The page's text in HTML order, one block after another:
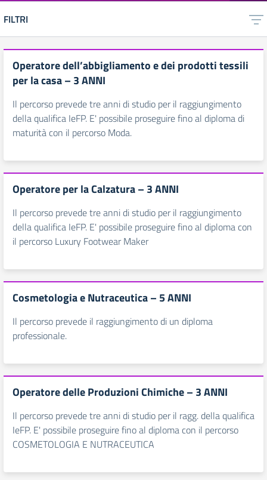
FILTRI
Operatore dell’abbigliamento e dei prodotti tessili
per la casa – 3 ANNI
Il percorso prevede tre anni di studio per il raggiungimento
della qualifica IeFP. E' possibile proseguire fino al diploma di
maturità con il percorso Moda.
Operatore per la Calzatura – 3 ANNI
Il percorso prevede tre anni di studio per il raggiungimento
della qualifica IeFP. E' possibile proseguire fino al diploma con
il percorso Luxury Footwear Maker
Cosmetologia e Nutraceutica – 5 ANNI
Il percorso prevede il raggiungimento di un diploma
professionale.
Operatore delle Produzioni Chimiche – 3 ANNI
Il percorso prevede tre anni di studio per il ragg. della qualifica
IeFP. E' possibile proseguire fino al diploma con il percorso
COSMETOLOGIA E NUTRACEUTICA